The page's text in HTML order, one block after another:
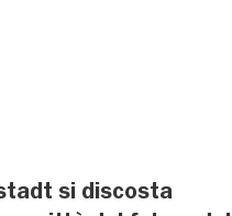
si discosta